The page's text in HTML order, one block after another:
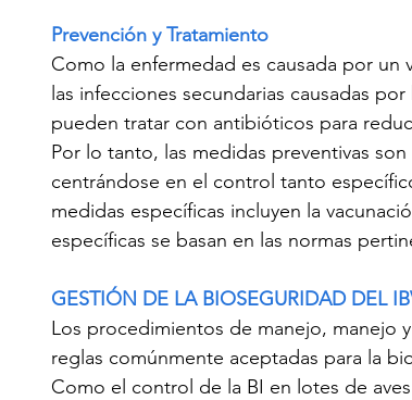
Prevención y Tratamiento
Como la enfermedad es causada por
las infecciones secundarias causadas
pueden tratar con antibióticos para
Por lo tanto, las medidas preventivas
centrándose en el control tanto
medidas específicas incluyen la
específicas se basan en las normas
GESTIÓN DE LA BIOSEGURIDAD DEL
Los procedimientos de manejo, manejo
reglas comúnmente aceptadas para la
Como el control de la BI en lotes de